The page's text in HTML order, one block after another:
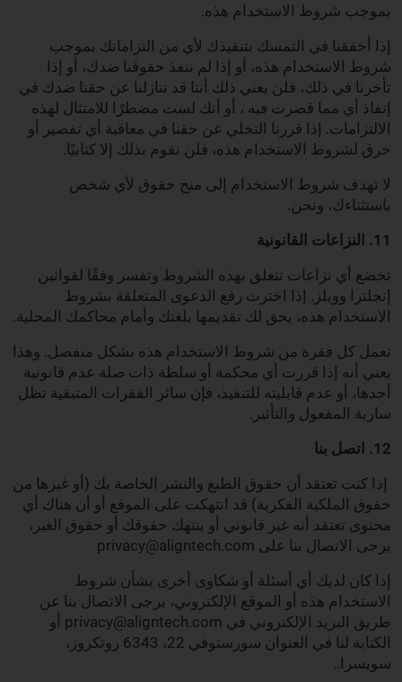
بموجب شروط الاستخدام هذه.
إذا أخفقنا في التمسك بتنفيذك لأي من التزاماتك بموجب
شروط الاستخدام هذه، أو إذا لم ننفذ حقوقنا ضدك، أو إذا
تأخرنا في ذلك، فلن يعني ذلك أننا قد تنازلنا عن حقنا ضدك في
إنفاذ أي مما قصرت فيه ، أو أنك لست مضطرًا للامتثال لهذه
الالتزامات. إذا قررنا التخلي عن حقنا في معاقبة أي تقصير أو
خرق لشروط الاستخدام هذه، فلن نقوم بذلك إلا كتابيًا.
لا تهدف شروط الاستخدام إلى منح حقوق لأي شخص
باستثناءك، ونحن.
11. النزاعات القانونية
تخضع أي نزاعات تتعلق بهذه الشروط وتفسر وفقًا لقوانين
إنجلترا وويلز. إذا اخترت رفع الدعوى المتعلقة بشروط
الاستخدام هذه، يحق لك تقديمها بلغتك وأمام محاكمك المحلية.
تعمل كل فقرة من شروط الاستخدام هذه بشكل منفصل. وهذا
يعني أنه إذا قررت أي محكمة أو سلطة ذات صلة عدم قانونية
أحدها، أو عدم قابليته للتنفيذ، فإن سائر الفقرات المتبقية تظل
سارية المفعول والتأثير.
12. اتصل بنا
إذا كنت تعتقد أن حقوق الطبع والنشر الخاصة بك (أو غيرها من
حقوق الملكية الفكرية) قد انتهكت على الموقع أو أن هناك أي
محتوى تعتقد أنه غير قانوني أو ينتهك حقوقك أو حقوق الغير،
يرجى الاتصال بنا على privacy@aligntech.com
إذا كان لديك أي أسئلة أو شكاوى أخرى بشأن شروط
الاستخدام هذه أو الموقع الإلكتروني، يرجى الاتصال بنا عن
طريق البريد الإلكتروني في privacy@aligntech.com أو
الكتابة لنا في العنوان سورستوفي 22، 6343 روتكروز،
سويسرا..